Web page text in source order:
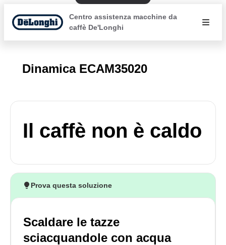
Centro assistenza macchine da
caffè De'Longhi
Dinamica ECAM35020
Il caffè non è caldo
Prova questa soluzione
Scaldare le tazze
sciacquandole con acqua